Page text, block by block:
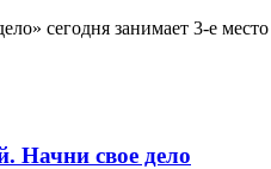
сегодня занимает 3-е
Начни свое дело